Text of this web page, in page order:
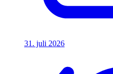
31. juli 2026